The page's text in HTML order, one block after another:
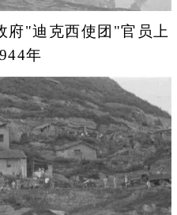
府"迪克西使团"官员上
年